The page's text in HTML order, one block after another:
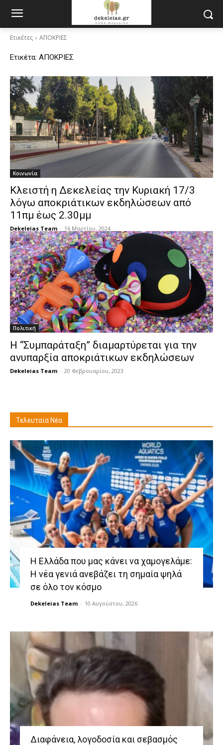
Ετικέτες ΑΠΟΚΡΙΕΣ
Ετικέτα: ΑΠΟΚΡΙΕΣ
Κοινωνία
Κλειστή η Δεκελείας την Κυριακή 17/3
λόγω αποκριάτικων εκδηλώσεων από
11πμ έως 2.30μμ
Dekeleias Team - 16 Μαρτίου, 2024
Πολιτική
Η “Συμπαράταξη” διαμαρτύρεται για την
ανυπαρξία αποκριάτικων εκδηλώσεων
Dekeleias Team - 20 Φεβρουαρίου, 2023
Τελευταία Νέα
Η Ελλάδα που μας κάνει να χαμογελάμε:
Η νέα γενιά ανεβάζει τη σημαία ψηλά
σε όλο τον κόσμο
Dekeleias Team - 10 Αυγούστου, 2026
Διαφάνεια, λογοδοσία και σεβασμός